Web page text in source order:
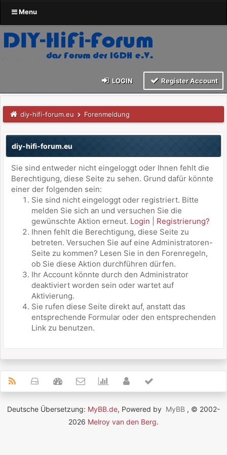
Menu
LOGIN Register Account
diy-hifi-forum.eu Forenmeldung
diy-hifi-forum.eu
Sie sind entweder nicht eingeloggt oder Ihnen fehlt die
Berechtigung, diese Seite zu sehen. Grund dafür könnte
einer der folgenden sein:
Sie sind nicht eingeloggt oder registriert. Bitte
melden Sie sich an und versuchen Sie die
gewünschte Aktion erneut. Login
Registrierung?
Ihnen fehlt die Berechtigung, diese Seite zu
betreten. Versuchen Sie auf eine Administratoren-
Seite zu kommen? Lesen Sie in den Forenregeln,
ob Sie diese Aktion durchführen dürfen.
Ihr Account könnte durch den Administrator
deaktiviert worden sein oder wartet auf
Aktivierung.
Sie rufen diese Seite direkt auf, anstatt das
entsprechende Formular oder den entsprechenden
Link zu benutzen.
Deutsche Übersetzung: MyBB.de, Powered by MyBB , © 2002-
2026 Melroy van den Berg.